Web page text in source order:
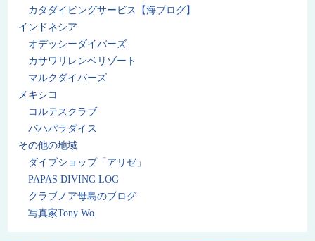
カタダイビングサービス【海ブログ】
インドネシア
オデッシーダイバーズ
カサワリレンベリゾート
マルクダイバーズ
メキシコ
コルテスクラブ
バハパラダイス
その他の地域
ダイブショップ「アリゼ」
PAPAS DIVING LOG
クラブノア母島のブログ
写真家Tony Wo